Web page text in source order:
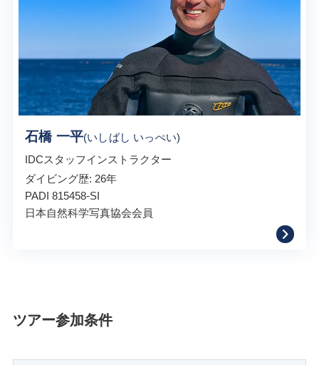
石橋 一平(いしばし いっぺい)
IDCスタッフインストラクター
ダイビング歴: 26年
PADI 815458-SI
日本自然科学写真協会会員
ツアー参加条件